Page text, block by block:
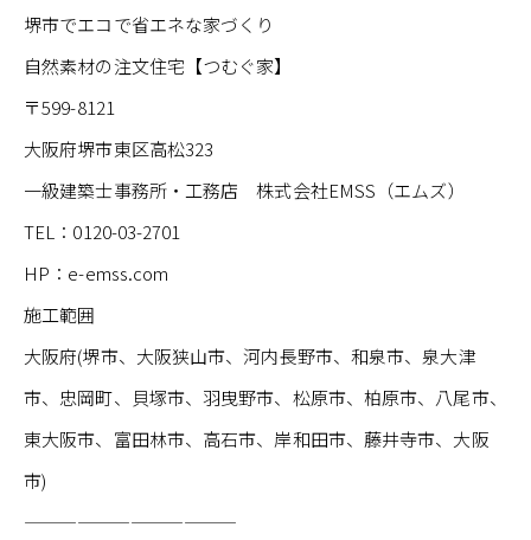
堺市でエコで省エネな家づくり
自然素材の注文住宅【つむぐ家】
〒599-8121
大阪府堺市東区高松323
一級建築士事務所・工務店 株式会社EMSS（エムズ）
TEL：0120-03-2701
HP：e-emss.com
施工範囲
大阪府(堺市、大阪狭山市、河内長野市、和泉市、泉大津
市、忠岡町、貝塚市、羽曳野市、松原市、柏原市、八尾市、
東大阪市、富田林市、高石市、岸和田市、藤井寺市、大阪
市)
————————————